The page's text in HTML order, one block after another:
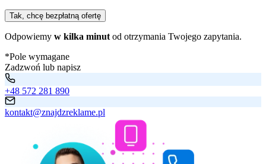
Tak, chcę bezpłatną ofertę
Odpowiemy w kilka minut od otrzymania Twojego zapytania.
*Pole wymagane
Zadzwoń lub napisz
+48 572 281 890
kontakt@znajdzreklame.pl